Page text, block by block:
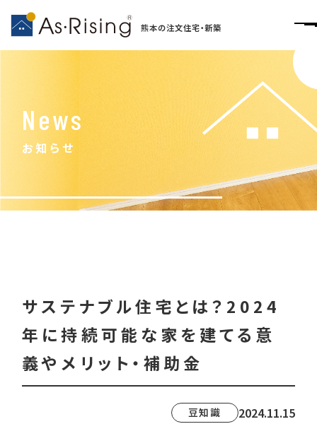
熊本の注文住宅・新築
News
お知らせ
サステナブル住宅とは？2024
年に持続可能な家を建てる意
義やメリット・補助金
豆知識 2024.11.15